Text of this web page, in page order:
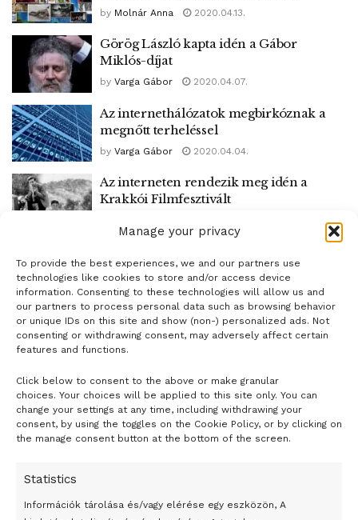
Manage your privacy
To provide the best experiences, we and our partners use
technologies like cookies to store and/or access device
information. Consenting to these technologies will allow us and
our partners to process personal data such as browsing behavior
or unique IDs on this site and show (non-) personalized ads. Not
consenting or withdrawing consent, may adversely affect certain
features and functions.
Click below to consent to the above or make granular
choices. Your choices will be applied to this site only. You can
change your settings at any time, including withdrawing your
consent, by using the toggles on the Cookie Policy, or by clicking on
the manage consent button at the bottom of the screen.
Statistics
Információk tárolása és/vagy elérése egy eszközön, A
by Molnár Anna 2020.04.13.
Görög László kapta idén a Gábor
Miklós-díjat
by Varga Gábor 2020.04.07.
Az internethálózatok megbirkóznak a
megnőtt terheléssel
by Varga Gábor 2020.04.04.
Az interneten rendezik meg idén a
Krakkói Filmfesztivált
1
- H I R D E T É S -